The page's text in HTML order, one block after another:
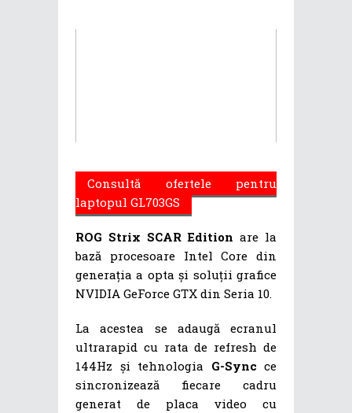
Consultă ofertele pentru
laptopul GL703GS
ROG Strix SCAR Edition are la
bază procesoare Intel Core din
generația a opta și soluții grafice
NVIDIA GeForce GTX din Seria 10.
La acestea se adaugă ecranul
ultrarapid cu rata de refresh de
144Hz și tehnologia G-Sync ce
sincronizează fiecare cadru
generat de placa video cu